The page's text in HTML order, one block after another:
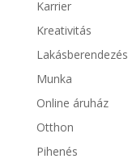
Karrier
Kreativitás
Lakásberendezés
Munka
Online áruház
Otthon
Pihenés